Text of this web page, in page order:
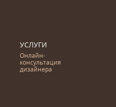
УСЛУГИ
Онлайн-
консультация
дизайнера